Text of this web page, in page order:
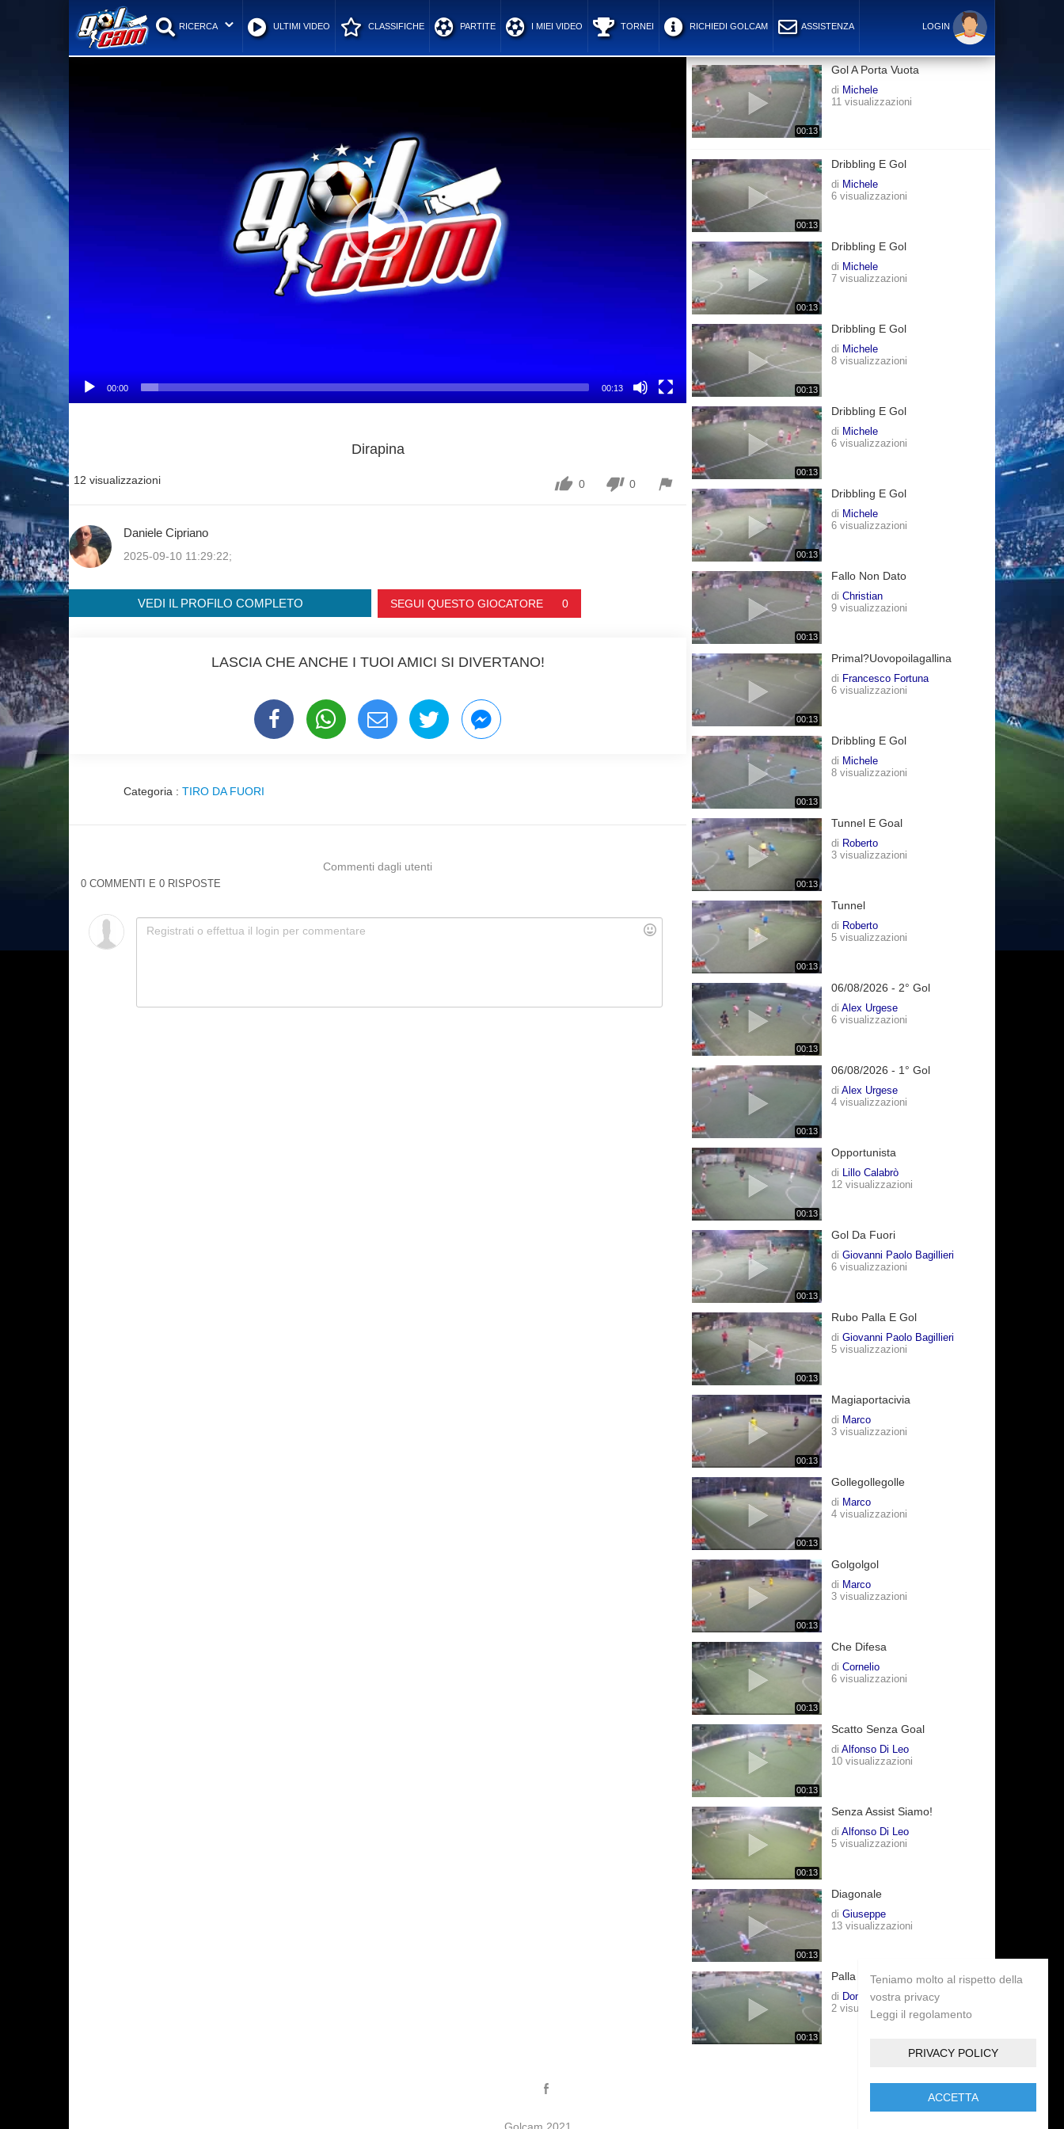
RICERCA ULTIMI VIDEO CLASSIFICHE PARTITE I MIEI VIDEO TORNEI RICHIEDI GOLCAM ASSISTENZA LOGIN
00:00 00:13
00:13
Gol A Porta Vuota
di Michele
11 visualizzazioni
00:13
Dribbling E Gol
di Michele
6 visualizzazioni
00:13
Dribbling E Gol
di Michele
7 visualizzazioni
00:13
Dribbling E Gol
di Michele
8 visualizzazioni
00:13
Dribbling E Gol
di Michele
6 visualizzazioni
00:13
Dribbling E Gol
di Michele
6 visualizzazioni
00:13
Fallo Non Dato
di Christian
9 visualizzazioni
00:13
Primal?uovopoilagallina
di Francesco Fortuna
6 visualizzazioni
00:13
Dribbling E Gol
di Michele
8 visualizzazioni
00:13
Tunnel E Goal
di Roberto
3 visualizzazioni
00:13
Tunnel
di Roberto
5 visualizzazioni
00:13
06/08/2026 - 2° Gol
di Alex Urgese
6 visualizzazioni
00:13
06/08/2026 - 1° Gol
di Alex Urgese
4 visualizzazioni
00:13
Opportunista
di Lillo Calabrò
12 visualizzazioni
00:13
Gol Da Fuori
di Giovanni Paolo Bagillieri
6 visualizzazioni
00:13
Rubo Palla E Gol
di Giovanni Paolo Bagillieri
5 visualizzazioni
00:13
Magiaportacivia
di Marco
3 visualizzazioni
00:13
Gollegollegolle
di Marco
4 visualizzazioni
00:13
Golgolgol
di Marco
3 visualizzazioni
00:13
Che Difesa
di Cornelio
6 visualizzazioni
00:13
Scatto Senza Goal
di Alfonso Di Leo
10 visualizzazioni
00:13
Senza Assist Siamo!
di Alfonso Di Leo
5 visualizzazioni
00:13
Diagonale
di Giuseppe
13 visualizzazioni
00:13
Palla Destra Lamin A Sinistra
di Domenico
2 visualizzazioni
Dirapina
12 visualizzazioni  0  0 
Daniele Cipriano
2025-09-10 11:29:22;
VEDI IL PROFILO COMPLETO SEGUI QUESTO GIOCATORE 0
LASCIA CHE ANCHE I TUOI AMICI SI DIVERTANO!
Categoria : TIRO DA FUORI
Commenti dagli utenti
0 COMMENTI E 0 RISPOSTE
Teniamo molto al rispetto della
vostra privacy
Leggi il regolamento
PRIVACY POLICY
ACCETTA